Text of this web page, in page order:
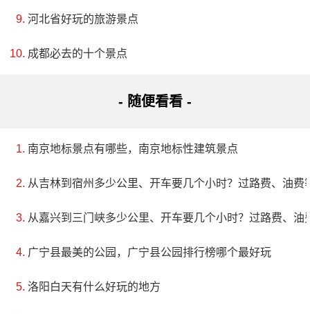
1741年（清乾隆六年），名为“大通寺”，后改称今名。妙
和菩提心。这个寺庙位于今天祝县城西50公里的大通河
环境幽雅，风景秀丽，是甘肃著名的风景游览区。据
旗“沙卜隆”云丹扎木苏活佛为祝贺乾隆皇帝寿辰而建造
的。虽然经历过两次破坏，但2000年经吉林省人民政府
要历史文化价值的地方。
河北省好玩的旅游景点
成都必去的十个景点
- 随便看看 -
南京地标景点有哪些，南京地标性建筑景点
从吉林到宿州多少公里、开车要几个小时？过路费、油费
从嘉兴到三门峡多少公里、开车要几个小时？过路费、油
广宁县最美的公园，广宁县公园排行榜哪个最好玩
洛阳白天有什么好玩的地方